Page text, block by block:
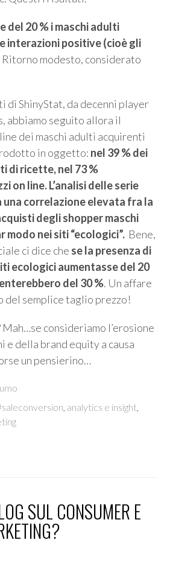
del 20 % i maschi adulti
interazioni positive (cioè gli
Ritorno modesto, considerato
di ShinyStat, da decenni player
abbiamo seguito allora il
dei maschi adulti acquirenti
in oggetto: nel 39 % dei
di ricette, nel 73 %
on line. L’analisi delle serie
correlazione elevata fra la
degli shopper maschi
nei siti “ecologici”. Bene,
ci dice che se la presenza di
ecologici aumentasse del 20
del 30 %. Un affare
del semplice taglio prezzo!
consideriamo l’erosione
e della brand equity a causa
un pensierino…
analytics e insight
SUL CONSUMER E